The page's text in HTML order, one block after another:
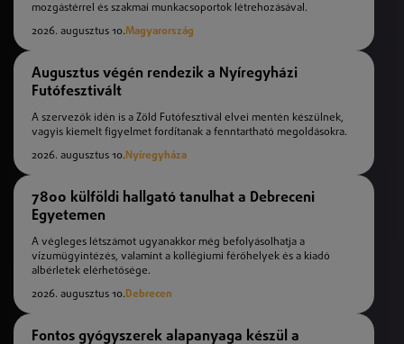
mozgástérrel és szakmai munkacsoportok létrehozásával.
2026. augusztus 10.Magyarország
Augusztus végén rendezik a Nyíregyházi
Futófesztivált
A szervezők idén is a Zöld Futófesztivál elvei mentén készülnek,
vagyis kiemelt figyelmet fordítanak a fenntartható megoldásokra.
2026. augusztus 10. Nyíregyháza
7800 külföldi hallgató tanulhat a Debreceni
Egyetemen
A végleges létszámot ugyanakkor még befolyásolhatja a
vízumügyintézés, valamint a kollégiumi férőhelyek és a kiadó
albérletek elérhetősége.
2026. augusztus 10.Debrecen
Fontos gyógyszerek alapanyaga készül a